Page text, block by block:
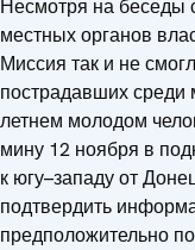
Несмотря на беседы
местных органов
Миссия так и не
пострадавших среди
летнем молодом
мину 12 ноября в
к югу–западу от
подтвердить
предположительно